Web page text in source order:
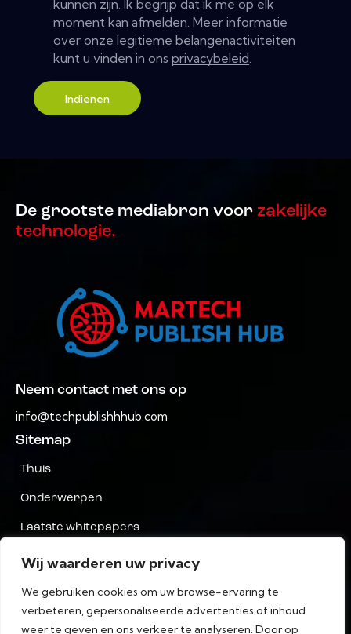
Wij waarderen uw privacy
We gebruiken cookies om uw browse-ervaring te
verbeteren, gepersonaliseerde advertenties of inhoud
weer te geven en ons verkeer te analyseren. Door op
kunnen zijn. Ik begrijp dat ik me op elk
moment kan afmelden. Meer informatie
over onze legitieme belangenactiviteiten
kunt u vinden in onsprivacybeleid
Indienen
De grootste mediabron voor zakelijke
technologie.
Neem contact met ons op
info@techpublishhhub.com
Sitemap
Thuis
Onderwerpen
Laatste whitepapers
Bedrijven AZ
Neem contact met ons op
Privacy